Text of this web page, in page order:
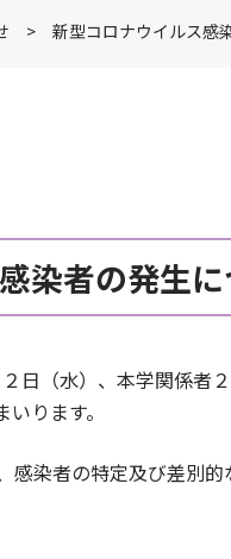
新型コロナウイルス感
染者の発生に
日（水）、本学関係者
ります。
感染者の特定及び差別